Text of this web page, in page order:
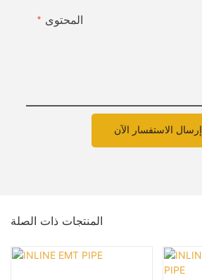
المحتوى
إرسال الاستفسار الآن
المنتجات ذات الصلة